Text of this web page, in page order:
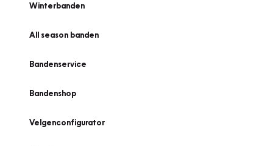
Winterbanden
All season banden
Bandenservice
Bandenshop
Velgenconfigurator